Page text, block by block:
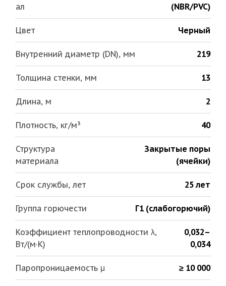
ал
(NBR/PVC)
Цвет Черный
Внутренний диаметр (DN), мм 219
Толщина стенки, мм 13
Длина, м 2
Плотность, кг/м³ 40
Структура
материала
Закрытые поры
(ячейки)
Срок службы, лет 25 лет
Группа горючести Г1 (слабогорючий)
Коэффициент теплопроводности λ,
Вт/(м·К)
0,032–
0,034
Паропроницаемость μ ≥ 10 000